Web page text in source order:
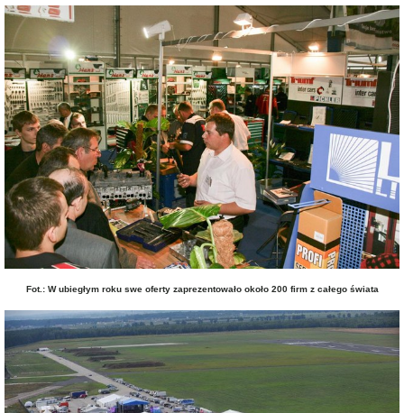
Fot.: W ubiegłym roku swe oferty zaprezentowało około 200 firm z całego świata